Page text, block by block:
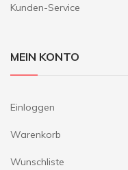
Kunden-Service
MEIN KONTO
Einloggen
Warenkorb
Wunschliste